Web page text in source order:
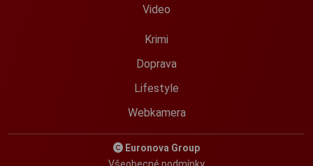
Video
Krimi
Doprava
Lifestyle
Webkamera
Euronova Group